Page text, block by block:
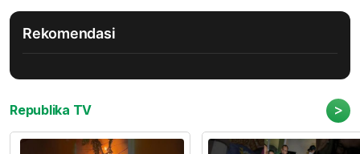
Rekomendasi
Republika TV >